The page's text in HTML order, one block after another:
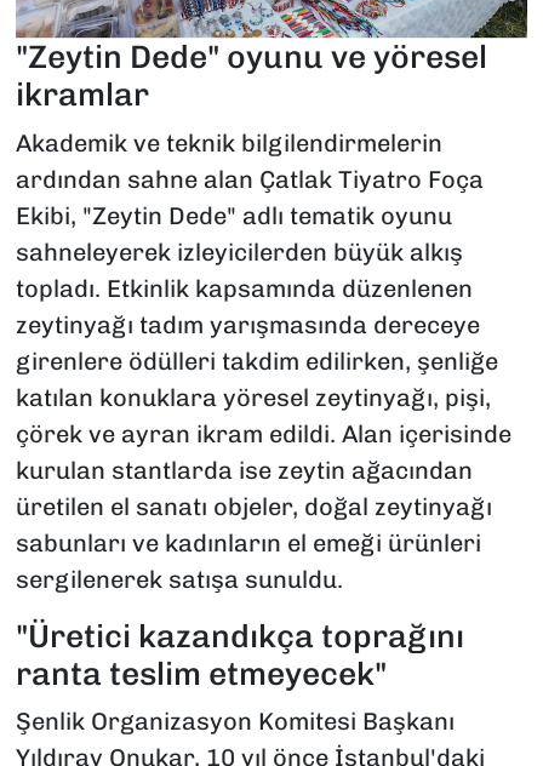
"Zeytin Dede" oyunu ve yöresel
ikramlar
Akademik ve teknik bilgilendirmelerin
ardından sahne alan Çatlak Tiyatro Foça
Ekibi, "Zeytin Dede" adlı tematik oyunu
sahneleyerek izleyicilerden büyük alkış
topladı. Etkinlik kapsamında düzenlenen
zeytinyağı tadım yarışmasında dereceye
girenlere ödülleri takdim edilirken, şenliğe
katılan konuklara yöresel zeytinyağı, pişi,
çörek ve ayran ikram edildi. Alan içerisinde
kurulan stantlarda ise zeytin ağacından
üretilen el sanatı objeler, doğal zeytinyağı
sabunları ve kadınların el emeği ürünleri
sergilenerek satışa sunuldu.
"Üretici kazandıkça toprağını
ranta teslim etmeyecek"
Şenlik Organizasyon Komitesi Başkanı
Yıldıray Onukar, 10 yıl önce İstanbul'daki